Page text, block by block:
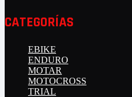
CATEGORÍAS
EBIKE
ENDURO
MOTAR
MOTOCROSS
TRIAL